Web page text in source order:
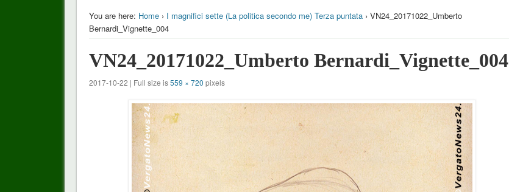
You are here: Home› I magnifici sette (La politica secondo me) Terza puntata› VN24_20171022_Umberto
Bernardi_Vignette_004
VN24_20171022_Umberto Bernardi_Vignette_004
2017-10-22 | Full size is559 × 720 pixels